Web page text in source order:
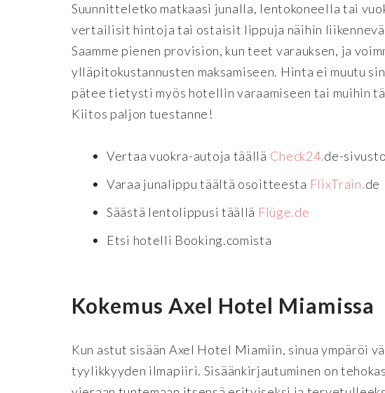
Suunnitteletko matkaasi junalla, lentokoneella tai
vertailisit hintoja tai ostaisit lippuja näihin
Saamme pienen provision, kun teet varauksen, ja
ylläpitokustannusten maksamiseen. Hinta ei muutu
pätee tietysti myös hotellin varaamiseen tai muihin
Kiitos paljon tuestanne!
Vertaa vuokra-autoja täällä Check24.de-
Varaa junalippu täältä osoitteesta FlixTrain.de
Säästä lentolippusi täällä Flüge.de
Etsi hotelli Booking.comista
Kokemus Axel Hotel Miamissa
Kun astut sisään Axel Hotel Miamiin, sinua ympäröi
tyylikkyyden ilmapiiri. Sisäänkirjautuminen on